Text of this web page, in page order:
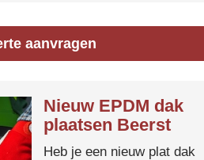
aanvragen
Nieuw EPDM dak
plaatsen Beerst
Heb je een nieuw plat dak